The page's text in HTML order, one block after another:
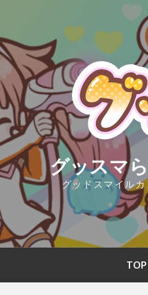
グッスマ
グッドスマイル
TOP